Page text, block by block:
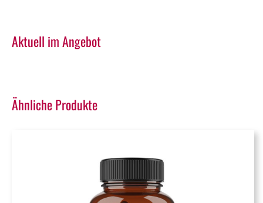
Aktuell im Angebot
Ähnliche Produkte